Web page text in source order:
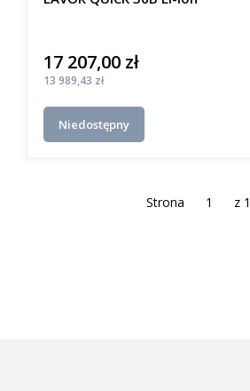
Cena
17 207,00 zł
Cena
13 989,43 zł
Niedostępny
Strona z 1